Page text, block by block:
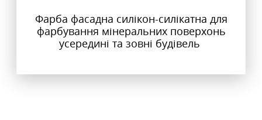
Фарба фасадна силікон-силікатна для
фарбування мінеральних поверхонь
усередині та зовні будівель